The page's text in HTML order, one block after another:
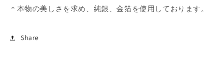
＊本物の美しさを求め、純銀、金箔を使用しております。
Share